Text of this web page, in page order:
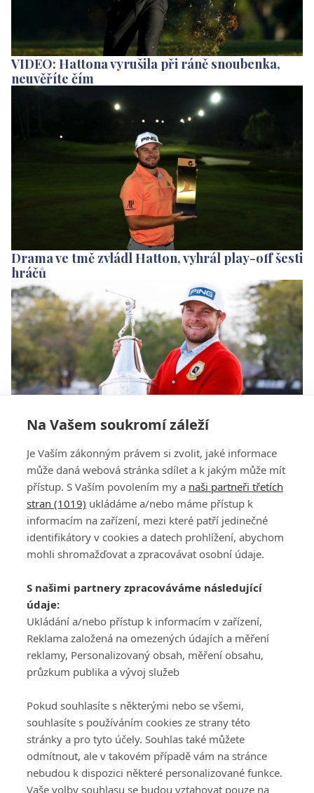
Na Vašem soukromí záleží
Je Vaším zákonným právem si zvolit, jaké informace
může daná webová stránka sdílet a k jakým může mít
přístup. S Vaším povolením my a naši partneři třetích
stran (1019) ukládáme a/nebo máme přístup k
informacím na zařízení, mezi které patří jedinečné
identifikátory v cookies a datech prohlížení, abychom
mohli shromažďovat a zpracovávat osobní údaje.
S našimi partnery zpracováváme následující
údaje:
Ukládání a/nebo přístup k informacím v zařízení,
Reklama založená na omezených údajích a měření
reklamy, Personalizovaný obsah, měření obsahu,
průzkum publika a vývoj služeb
Pokud souhlasíte s některými nebo se všemi,
souhlasíte s používáním cookies ze strany této
stránky a pro tyto účely. Souhlas také můžete
odmítnout, ale v takovém případě vám na stránce
nebudou k dispozici některé personalizované funkce.
Vaše volby souhlasu se budou vztahovat pouze na
VIDEO: Hattona vyrušila při ráně snoubenka,
neuvěříte čím
Drama ve tmě zvládl Hatton, vyhrál play-off šesti
hráčů
S Bay Hill se nejlépe vyrovnal Hatton, má první
titul z USA
Všeobecné obchodní
podmínky služby
GolfExtra.cz Premium
Podmínky zpracování
osobních údajů při
GolfExtra
Ceník GolfExtra.cz
Premium
Doporučené odkazy
ATV CZ, s.r.o.
140 00 Praha 4